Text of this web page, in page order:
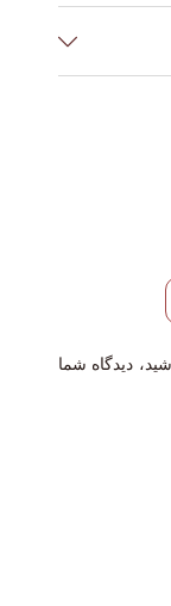
موی خیس ماساژ
دیدگاه شما